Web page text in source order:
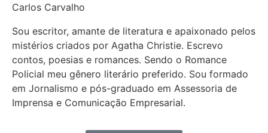
Carlos Carvalho
Sou escritor, amante de literatura e apaixonado pelos
mistérios criados por Agatha Christie. Escrevo
contos, poesias e romances. Sendo o Romance
Policial meu gênero literário preferido. Sou formado
em Jornalismo e pós-graduado em Assessoria de
Imprensa e Comunicação Empresarial.